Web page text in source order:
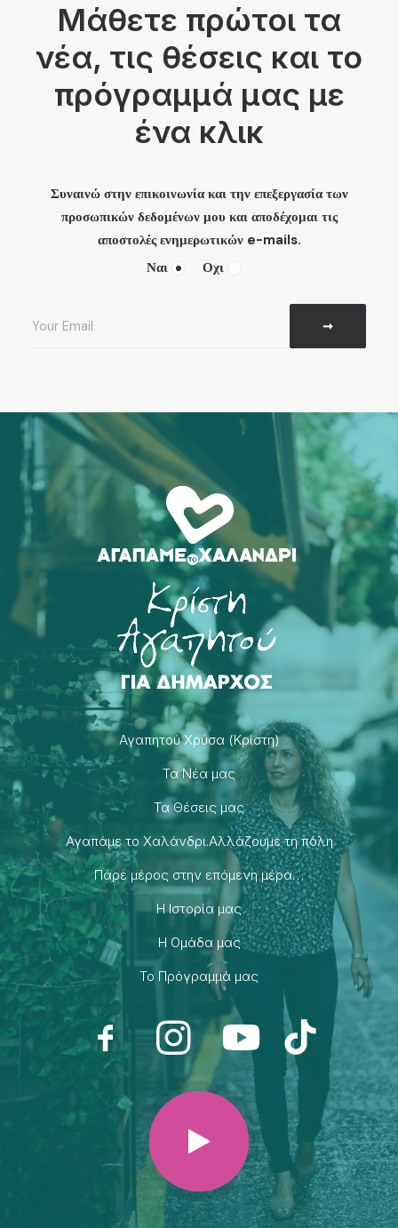
Μάθετε πρώτοι τα
νέα, τις θέσεις και το
πρόγραμμά μας με
ένα κλικ
Συναινώ στην επικοινωνία και την επεξεργασία των
προσωπικών δεδομένων μου και αποδέχομαι τις
αποστολές ενημερωτικών e-mails.
Ναι
Οχι
Αγαπητού Χρύσα (Κρίστη)
Τα Νέα μας
Τα Θέσεις μας
Αγαπάμε το Χαλάνδρι.Αλλάζουμε τη πόλη
Πάρε μέρος στην επόμενη μέρα…
H Ιστορία μας
H Ομάδα μας
Το Πρόγραμμά μας